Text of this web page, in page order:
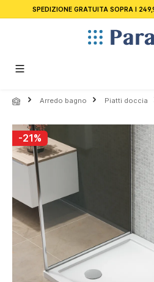
principale
SPEDIZIONE GRATUITA SOPRA I
Arredo bagno Piatti doccia
Salta la galleria di immagini
-21%